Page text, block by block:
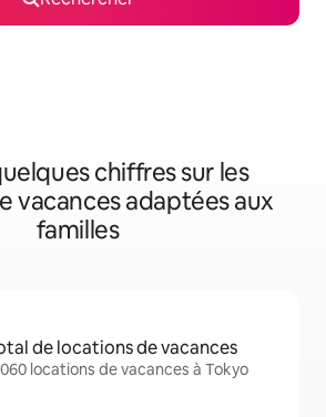
chiffres sur les
vacances adaptées aux
familles
de locations de vacances
060 locations de vacances à Tokyo